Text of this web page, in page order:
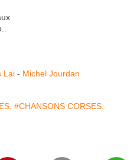
Lai - Michel Jourdan
#CHANSONS CORSES.